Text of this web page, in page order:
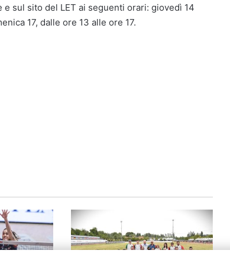
e sul sito del LET ai seguenti orari: giovedì 14
17, dalle ore 13 alle ore 17.